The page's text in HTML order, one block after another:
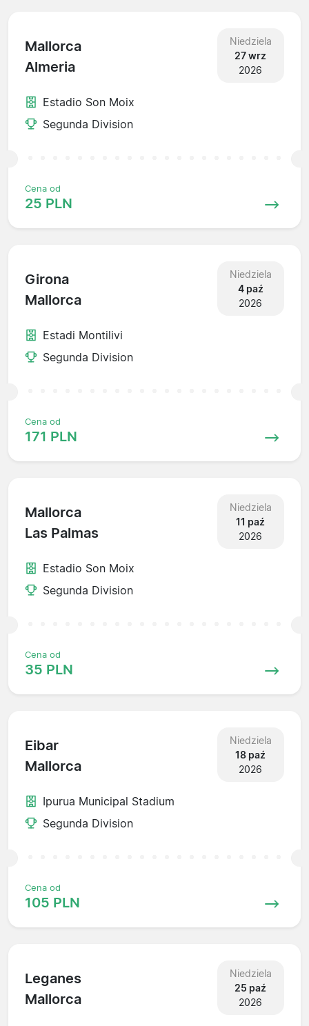
Mallorca
Almeria
Niedziela
27 wrz
2026
Estadio Son Moix
Segunda Division
Cena od
25 PLN
Girona
Mallorca
Niedziela
4 paź
2026
Estadi Montilivi
Segunda Division
Cena od
171 PLN
Mallorca
Las Palmas
Niedziela
11 paź
2026
Estadio Son Moix
Segunda Division
Cena od
35 PLN
Eibar
Mallorca
Niedziela
18 paź
2026
Ipurua Municipal Stadium
Segunda Division
Cena od
105 PLN
Leganes
Mallorca
Niedziela
25 paź
2026